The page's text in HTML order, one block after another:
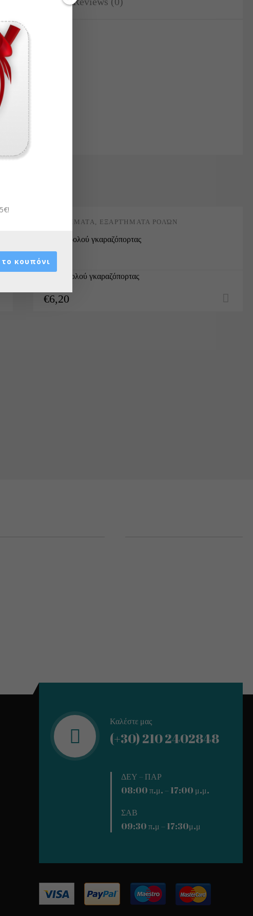
ΕΞΑΡΤΉΜΑΤΑ, ΕΞΑΡΤΉΜΑΤΑ ΡΟΛΏΝ
Τσέρκι ρολού γκαραζόπορτας
€6,20
Καλέστε μας
(+30) 210 2402848
ΔΕΥ – ΠΑΡ
08:00 π.μ. – 17:00 μ.μ.
ΣΑΒ
09:30 π.μ – 17:30μ.μ
κουπόνι